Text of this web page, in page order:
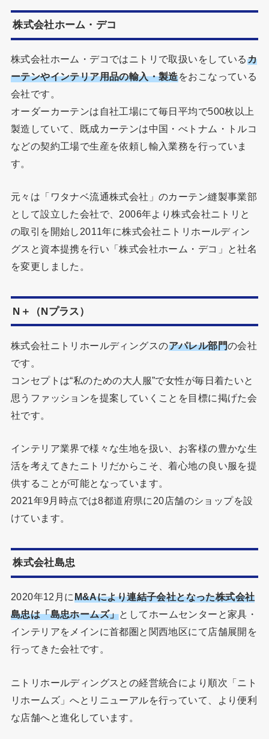
株式会社ホーム・デコ
株式会社ホーム・デコではニトリで取扱いをしているカ
ーテンやインテリア用品の輸入・製造をおこなっている
会社です。
オーダーカーテンは自社工場にて毎日平均で500枚以上
製造していて、既成カーテンは中国・べトナム・トルコ
などの契約工場で生産を依頼し輸入業務を行っていま
す。
元々は「ワタナベ流通株式会社」のカーテン縫製事業部
として設立した会社で、2006年より株式会社ニトリと
の取引を開始し2011年に株式会社ニトリホールディン
グスと資本提携を行い「株式会社ホーム・デコ」と社名
を変更しました。
N＋（Nプラス）
株式会社ニトリホールディングスのアパレル部門の会社
です。
コンセプトは“私のための大人服”で女性が毎日着たいと
思うファッションを提案していくことを目標に掲げた会
社です。
インテリア業界で様々な生地を扱い、お客様の豊かな生
活を考えてきたニトリだからこそ、着心地の良い服を提
供することが可能となっています。
2021年9月時点では8都道府県に20店舗のショップを設
けています。
株式会社島忠
2020年12月にM&Aにより連結子会社となった株式会社
島忠は「島忠ホームズ」としてホームセンターと家具・
インテリアをメインに首都圏と関西地区にて店舗展開を
行ってきた会社です。
ニトリホールディングスとの経営統合により順次「ニト
リホームズ」へとリニューアルを行っていて、より便利
な店舗へと進化しています。